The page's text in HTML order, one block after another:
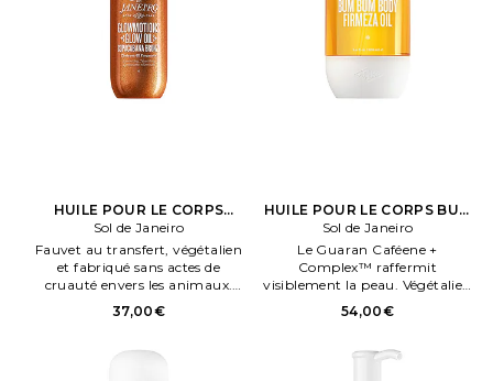
HUILE POUR LE CORPS
GLOWMOTIONS en Beauty:
S
Sol de Janeiro
Fauvet au transfert, végétalien
et fabriqué sans actes de
cruauté envers les animaux.
Free of Gluten, Parabens,
Phthalates, Sulfates,
Releaseng Agents, Phthalates,
37,00€
HUILE POUR LE CORPS BUM
BUM en Beauty: S
Sol de Janeiro
Le Guaran Caféene +
Complex™ raffermit
visiblement la peau. Végétalien
et fabriqué sans actes de
cruauté envers les animaux.
54,00€